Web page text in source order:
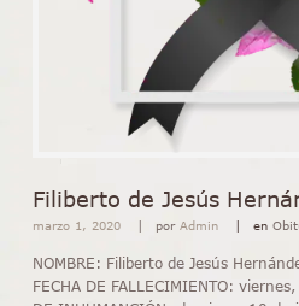
Filiberto de Jesús
marzo 1, 2020 porAdmin en
NOMBRE: Filiberto de Jesús
FECHA DE FALLECIMIENTO: